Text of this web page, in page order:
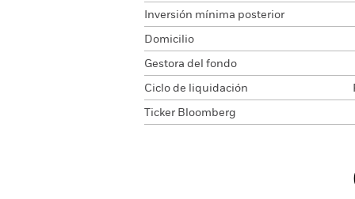
Inversión mínima posterior
Domicilio
Gestora del fondo
Ciclo de liquidación
Ticker Bloomberg